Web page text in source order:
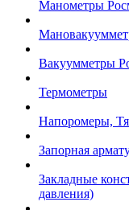
Манометры
Вакуумметры
Термометры
Напоромеры,
Запорная
Закладные
давления)